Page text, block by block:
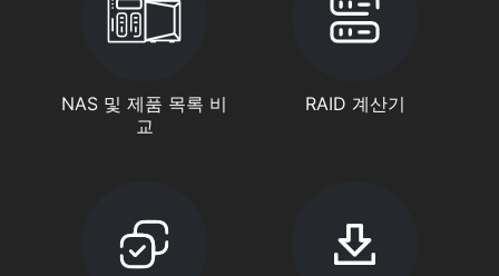
NAS 및 제품 목록 비
교
RAID 계산기